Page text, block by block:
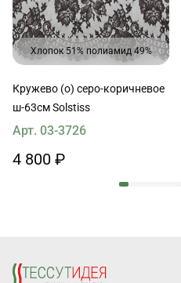
Хлопок 51% полиамид 49%
Кружево (о) серо-коричневое
ш-63см Solstiss
Арт. 03-3726
4 800 ₽